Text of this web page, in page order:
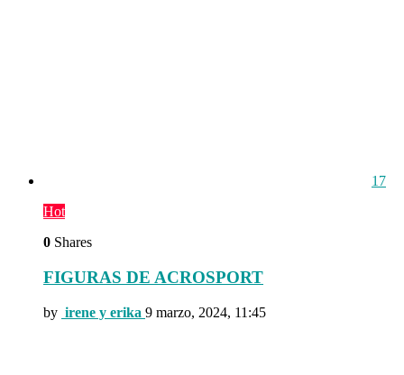
17
Hot
0 Shares
FIGURAS DE ACROSPORT
by irene y erika 9 marzo, 2024, 11:45